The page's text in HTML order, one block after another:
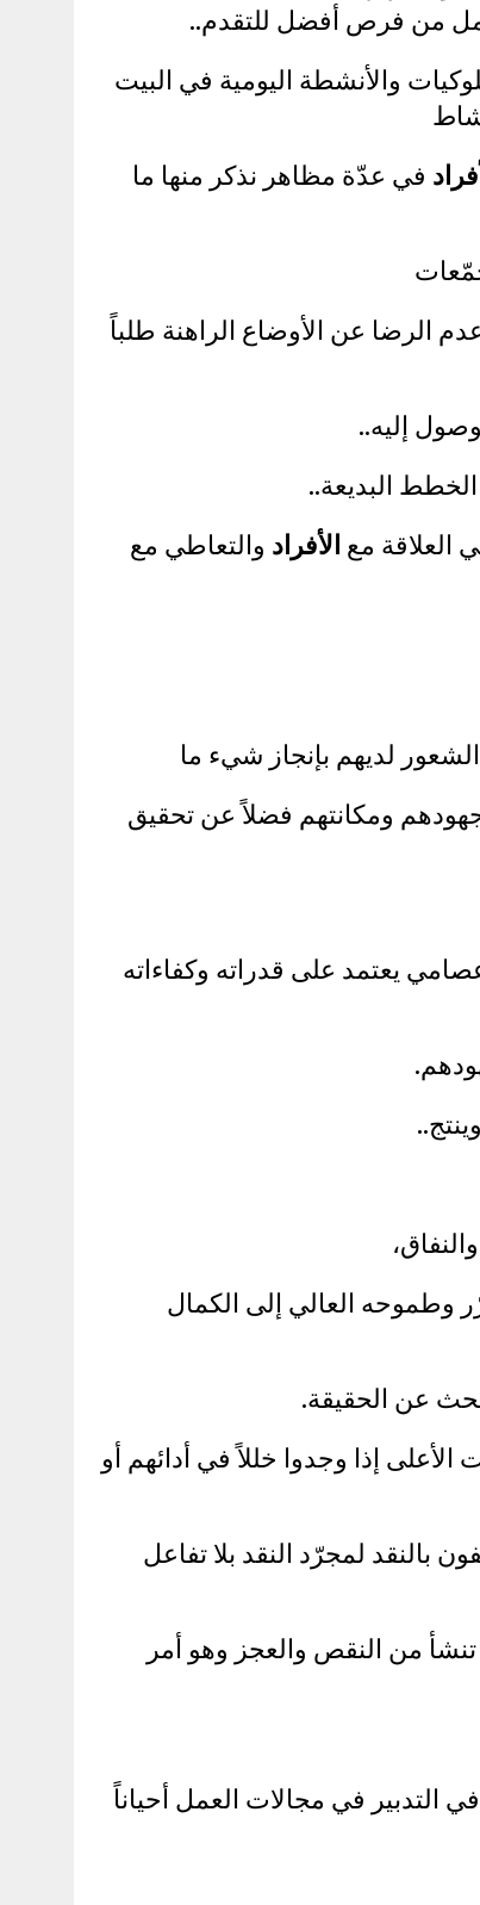
من فرص أفضل للتقدم..
والأنشطة اليومية في البيت
في عدّة مظاهر نذكر منها ما
الرضا عن الأوضاع الراهنة طلباً
الأفراد والتعاطي مع
لديهم بإنجاز شيء ما
ومكانتهم فضلاً عن تحقيق
يعتمد على قدراته وكفاءاته
وطموحه العالي إلى الكمال
عن الحقيقة.
إذا وجدوا خللاً في أدائهم أو
بالنقد لمجرّد النقد بلا تفاعل
من النقص والعجز وهو أمر
التدبير في مجالات العمل أحياناً